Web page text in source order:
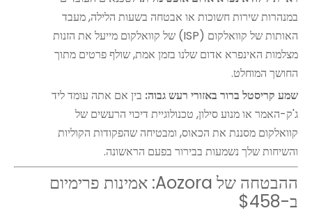
במנהרות שירות חשוכות או אבטחה בשעות הלילה, מעבד
האותות של קוואלקום (ISP) של קוואלקום מייעל את הזנות
מצלמות האינפרא אדום שלנו בזמן אמת, שולף פרטים מתוך
החושך המוחלט.
שמע קריסטל ברור באזורי רעש גבוה: בין אם אתה עומד ליד
ג'ק-האמר או מנוע סילון, טכנולוגיית דיכוי הרעשים של
קוואלקום מסננת את הכאוס, ומבטיחה שהפקודות הקוליות
והשיחות שלך נשמעות בבירור בפעם הראשונה.
ההבטחה של Aozora: אמינות פרימיום
ב-$458